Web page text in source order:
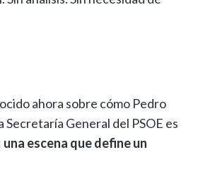
o
n g
Li ar
ahora sobre cómo Pedro
Secretaría General del PSOE es
una escena que define un